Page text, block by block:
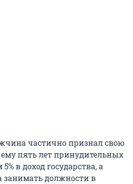
частично признал свою
пять лет принудительных
в доход государства, а
должности в